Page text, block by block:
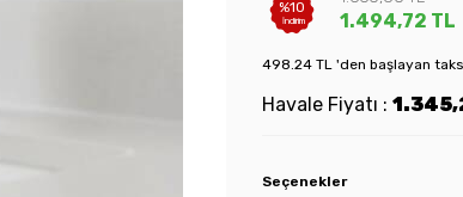
%10
İndirim 1.494,72 TL
498.24 TL 'den başlayan
Havale Fiyatı :
Seçenekler